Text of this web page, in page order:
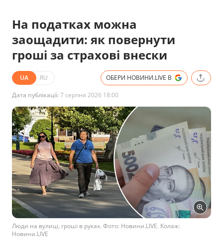
На податках можна
заощадити: як повернути
гроші за страхові внески
UA RU ОБЕРИ НОВИНИ.LIVE В
Дата публікації:7 серпня 2026 18:00
Люди на вулиці, гроші в руках. Фото: Новини.LIVE. Колаж:
Новини.LIVE